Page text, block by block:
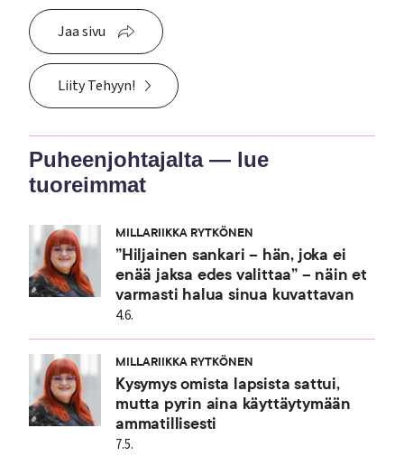
Jaa sivu
Liity Tehyyn!
Puheenjohtajalta — lue
tuoreimmat
MILLARIIKKA RYTKÖNEN
”Hiljainen sankari – hän, joka ei
enää jaksa edes valittaa” – näin et
varmasti halua sinua kuvattavan
4.6.
MILLARIIKKA RYTKÖNEN
Kysymys omista lapsista sattui,
mutta pyrin aina käyttäytymään
ammatillisesti
7.5.